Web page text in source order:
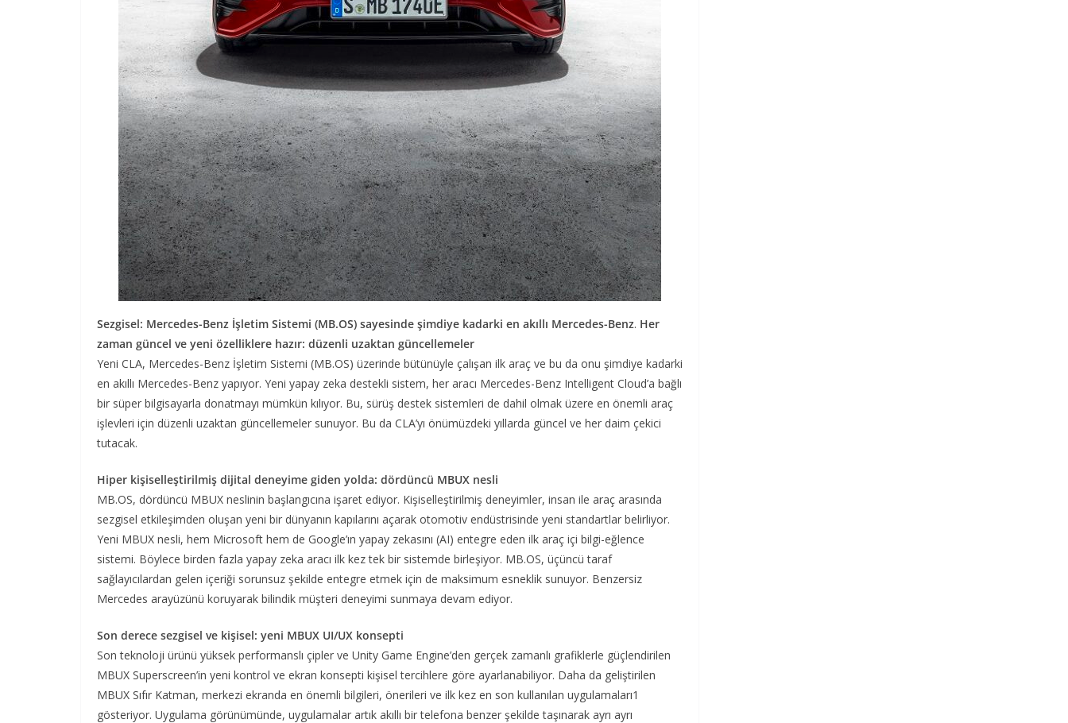
Sezgisel: Mercedes-Benz İşletim Sistemi (MB.OS) sayesinde şimdiye kadarki en akıllı Mercedes-Benz. Her
zaman güncel ve yeni özelliklere hazır: düzenli uzaktan güncellemeler
Yeni CLA, Mercedes-Benz İşletim Sistemi (MB.OS) üzerinde bütünüyle çalışan ilk araç ve bu da onu şimdiye kadarki
en akıllı Mercedes-Benz yapıyor. Yeni yapay zeka destekli sistem, her aracı Mercedes-Benz Intelligent Cloud’a bağlı
bir süper bilgisayarla donatmayı mümkün kılıyor. Bu, sürüş destek sistemleri de dahil olmak üzere en önemli araç
işlevleri için düzenli uzaktan güncellemeler sunuyor. Bu da CLA’yı önümüzdeki yıllarda güncel ve her daim çekici
tutacak.
Hiper kişiselleştirilmiş dijital deneyime giden yolda: dördüncü MBUX nesli
MB.OS, dördüncü MBUX neslinin başlangıcına işaret ediyor. Kişiselleştirilmiş deneyimler, insan ile araç arasında
sezgisel etkileşimden oluşan yeni bir dünyanın kapılarını açarak otomotiv endüstrisinde yeni standartlar belirliyor.
Yeni MBUX nesli, hem Microsoft hem de Google’ın yapay zekasını (AI) entegre eden ilk araç içi bilgi-eğlence
sistemi. Böylece birden fazla yapay zeka aracı ilk kez tek bir sistemde birleşiyor. MB.OS, üçüncü taraf
sağlayıcılardan gelen içeriği sorunsuz şekilde entegre etmek için de maksimum esneklik sunuyor. Benzersiz
Mercedes arayüzünü koruyarak bilindik müşteri deneyimi sunmaya devam ediyor.
Son derece sezgisel ve kişisel: yeni MBUX UI/UX konsepti
Son teknoloji ürünü yüksek performanslı çipler ve Unity Game Engine’den gerçek zamanlı grafiklerle güçlendirilen
MBUX Superscreen’in yeni kontrol ve ekran konsepti kişisel tercihlere göre ayarlanabiliyor. Daha da geliştirilen
MBUX Sıfır Katman, merkezi ekranda en önemli bilgileri, önerileri ve ilk kez en son kullanılan uygulamaları1
gösteriyor. Uygulama görünümünde, uygulamalar artık akıllı bir telefona benzer şekilde taşınarak ayrı ayrı